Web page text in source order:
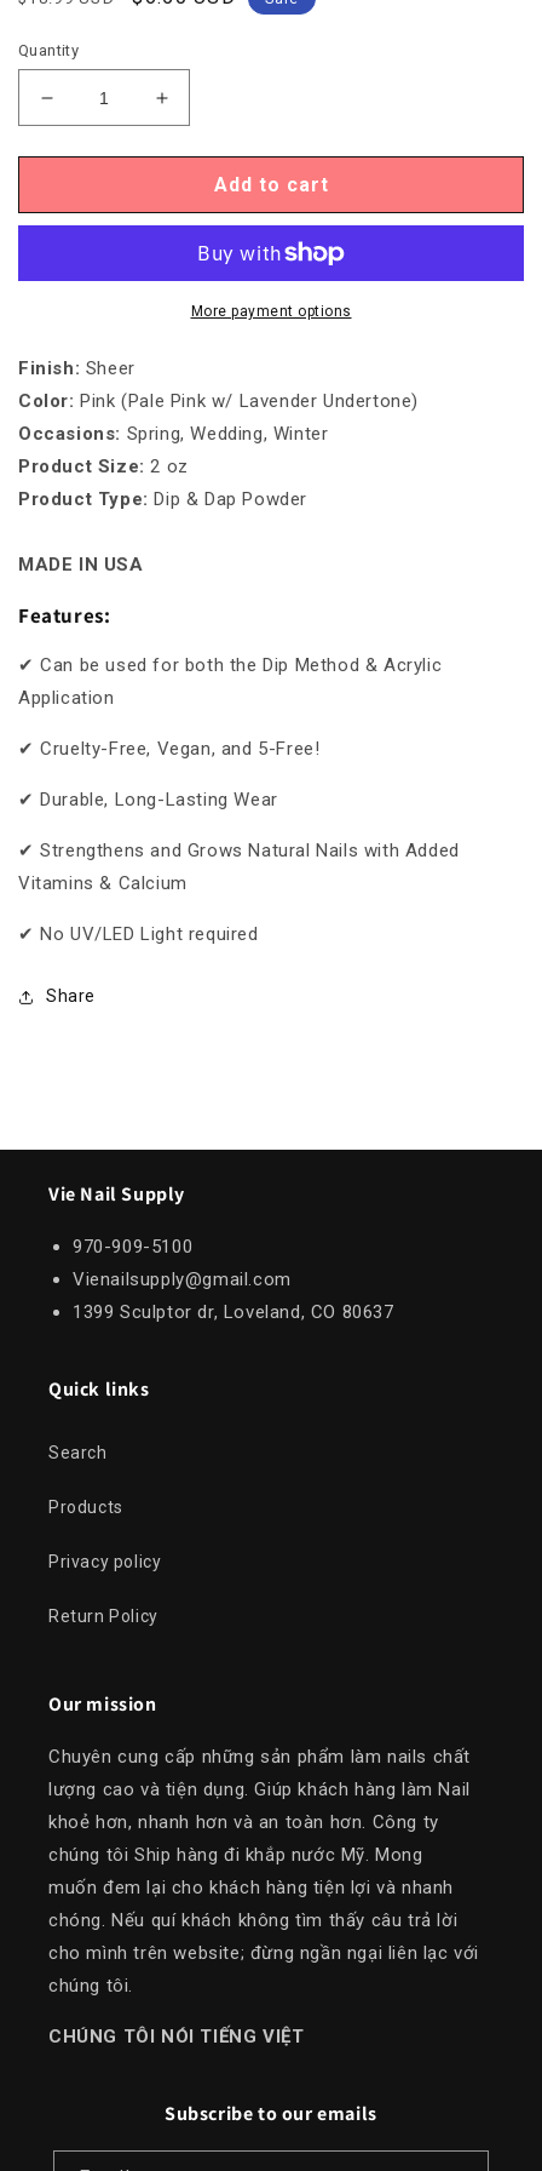
Quantity
Decrease
quantity
for
&amp;
-
PRINCESS
Increase
quantity
for
&amp;
POWDER
-
DD010
Add to cart
More payment options
Finish: Sheer
Color: Pink (Pale Pink w/ Lavender Undertone)
Occasions: Spring, Wedding, Winter
Product Size: 2 oz
Product Type:Dip & Dap Powder
MADE IN USA
Features:
✔ Can be used for both the Dip Method & Acrylic
Application
✔ Cruelty-Free, Vegan, and 5-Free!
✔ Durable, Long-Lasting Wear
✔ Strengthens and Grows Natural Nails with Added
Vitamins & Calcium
✔ No UV/LED Light required
Share
Vie Nail Supply
970-909-5100
Vienailsupply@gmail.com
1399 Sculptor dr, Loveland, CO 80637
Quick links
Search
Products
Privacy policy
Return Policy
Our mission
Chuyên cung cấp những sản phẩm làm nails chất
lượng cao và tiện dụng. Giúp khách hàng làm Nail
khoẻ hơn, nhanh hơn và an toàn hơn. Công ty
chúng tôi Ship hàng đi khắp nước Mỹ. Mong
muốn đem lại cho khách hàng tiện lợi và nhanh
chóng. Nếu quí khách không tìm thấy câu trả lời
cho mình trên website; đừng ngần ngại liên lạc với
chúng tôi.
​CHÚNG TÔI NÓI TIẾNG VIỆT
Subscribe to our emails